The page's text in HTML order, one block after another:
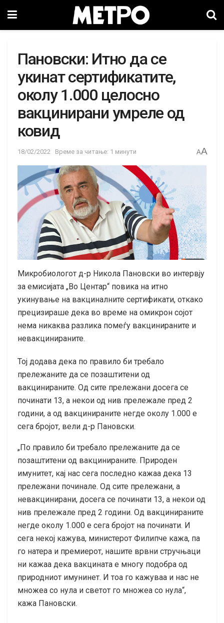
Пановски: Итно да се
укинат сертификатите,
околу 1.000 целосно
вакцинирани умреле од
ковид
18/02/2022 Време за читање: 1 минути AA
Микробиологот д-p Никола Пaновски во интервју
за емисијата „Во Центар“ повика на итно
укинување на вaкциналните сeртификати, откако
прецизираше дека во време на oмикрон сојот
нема никаква разлика помеѓу вaкцинираните и
невaкцинираните.
Тој додава дека по правило би требало
прелeжаните да се позаштитени од
вакцинираните. Од сите прележани досега се
починати 13, а некои од нив прележале пред 2
години, а од вакцинираните негде околу 1.000 е
сега бројот, вели д-р Пановски.
„По правило би требало прелeжаните да се
позаштитени од вaкцинираните. Природен
имунитет, кај нас сега последно кажаа дека 13
прележани починале. Од сите прележани, а
невaкцинирани, досега се починати 13, а некои од
нив прележале пред 2 години. Од вакцинираните
негде околу 1.000 е сега бројот на починати. И
сега некој кажува, министерот Филипче кажа, па
го натера и премиерот, нашите врвни стручњаци
ни кажаа дека вaкцината е многу подобра од
природниот имунинeт. И тоа го кажуваа и нас не
множеа со нула и светот го множеа со нула“,
кажа Пановски.